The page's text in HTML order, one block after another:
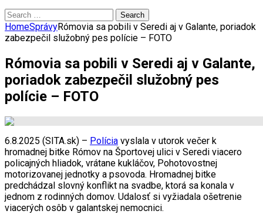
Search
for:
HomeSprávyRómovia sa pobili v Seredi aj v Galante, poriadok
zabezpečil služobný pes polície – FOTO
Rómovia sa pobili v Seredi aj v Galante,
poriadok zabezpečil služobný pes
polície – FOTO
6.8.2025 (SITA.sk) – Polícia vyslala v utorok večer k
hromadnej bitke Rómov na Športovej ulici v Seredi viacero
policajných hliadok, vrátane kukláčov, Pohotovostnej
motorizovanej jednotky a psovoda. Hromadnej bitke
predchádzal slovný konflikt na svadbe, ktorá sa konala v
jednom z rodinných domov. Udalosť si vyžiadala ošetrenie
viacerých osôb v galantskej nemocnici.